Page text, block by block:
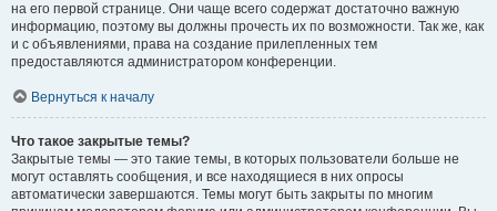
на его первой странице. Они чаще всего содержат достаточно важную
информацию, поэтому вы должны прочесть их по возможности. Так же, как
и с объявлениями, права на создание прилепленных тем
предоставляются администратором конференции.
Вернуться к началу
Что такое закрытые темы?
Закрытые темы — это такие темы, в которых пользователи больше не
могут оставлять сообщения, и все находящиеся в них опросы
автоматически завершаются. Темы могут быть закрыты по многим